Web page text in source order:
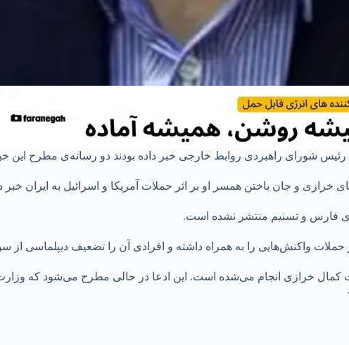
شورای راهبردی روابط خارجی خبر داده بودند دو رسانه‌ی مطرح این خبر
و جان باختن همسر او بر اثر حملات آمریکا و اسرائیل به ایران خبر
فارس و تسنیم منتشر نشده است.
واکنش‌هایی را به همراه داشته و افرادی آن را تضعیف دیپلماسی از
خرازی انجام می‌شده است. این ادعا در حالی مطرح می‌شود که وزارت